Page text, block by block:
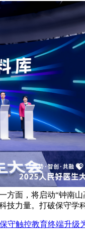
方面，将启动“钟南
技力量。打破保守学
保守触控教育终端升级